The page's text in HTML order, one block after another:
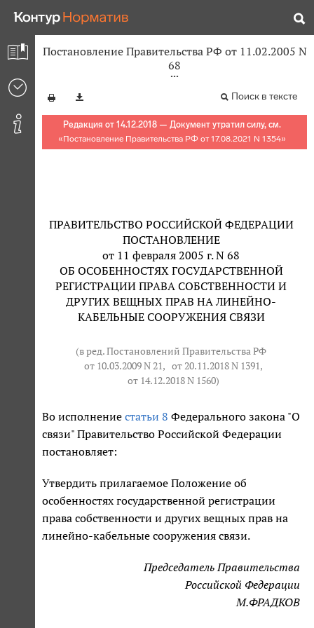
Постановление Правительства РФ от 11.02.2005 N
68
Поиск в тексте
Редакция от 14.12.2018 — Документ утратил силу, см.
«Постановление Правительства РФ от 17.08.2021 N 1354»
ПРАВИТЕЛЬСТВО РОССИЙСКОЙ ФЕДЕРАЦИИ
ПОСТАНОВЛЕНИЕ
от 11 февраля 2005 г. N 68
ОБ ОСОБЕННОСТЯХ ГОСУДАРСТВЕННОЙ
РЕГИСТРАЦИИ ПРАВА СОБСТВЕННОСТИ И
ДРУГИХ ВЕЩНЫХ ПРАВ НА ЛИНЕЙНО-
КАБЕЛЬНЫЕ СООРУЖЕНИЯ СВЯЗИ
(в ред. Постановлений Правительства РФ
от 10.03.2009 N 21, от 20.11.2018 N 1391,
от 14.12.2018 N 1560)
Во исполнение статьи 8 Федерального закона "О
связи" Правительство Российской Федерации
постановляет:
Утвердить прилагаемое Положение об
особенностях государственной регистрации
права собственности и других вещных прав на
линейно-кабельные сооружения связи.
Председатель Правительства
Российской Федерации
М.ФРАДКОВ